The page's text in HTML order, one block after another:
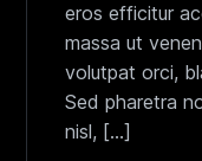
eros efficitur
massa ut
volutpat orci,
Sed pharetra
nisl, […]